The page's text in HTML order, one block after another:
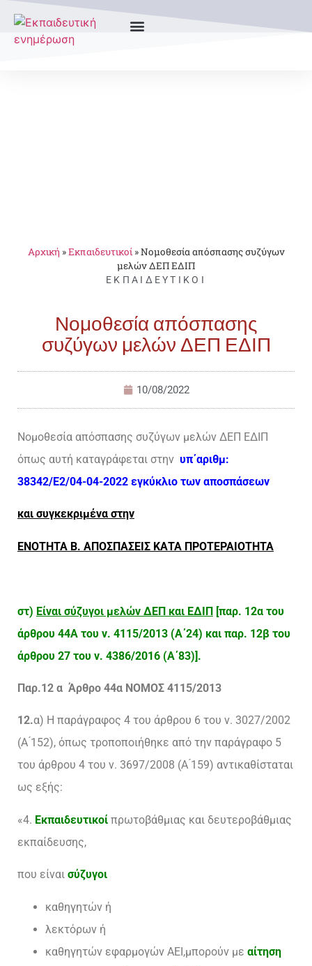
Αρχική »Εκπαιδευτικοί»Νομοθεσία απόσπασης συζύγων
μελών ΔΕΠ ΕΔΙΠ
ΕΚΠΑΙΔΕΥΤΙΚΟΊ
Νομοθεσία απόσπασης
συζύγων μελών ΔΕΠ ΕΔΙΠ
10/08/2022
Νομοθεσία απόσπασης συζύγων μελών ΔΕΠ ΕΔΙΠ
όπως αυτή καταγράφεται στην υπ΄αριθμ:
38342/E2/04-04-2022 εγκύκλιο των αποσπάσεων
και συγκεκριμένα στην
ΕΝΟΤΗΤΑ Β. ΑΠΟΣΠΑΣΕΙΣ ΚΑΤΑ ΠΡΟΤΕΡΑΙΟΤΗΤΑ
στ) Είναι σύζυγοι μελών ΔΕΠ και ΕΔΙΠ [παρ. 12α του
άρθρου 44Α του ν. 4115/2013 (Α΄24) και παρ. 12β του
άρθρου 27 του ν. 4386/2016 (Α΄83)].
Παρ.12 α Άρθρο 44α ΝΟΜΟΣ 4115/2013
12.α) Η παράγραφος 4 του άρθρου 6 του ν. 3027/2002
(Α ́152), όπως τροποποιήθηκε από την παράγραφο 5
του άρθρου 4 του ν. 3697/2008 (Α ́159) αντικαθίσταται
ως εξής:
«4. Εκπαιδευτικοί πρωτοβάθμιας και δευτεροβάθμιας
εκπαίδευσης,
που είναι σύζυγοι
καθηγητών ή
λεκτόρων ή
καθηγητών εφαρμογών ΑΕΙ,μπορούν με αίτηση